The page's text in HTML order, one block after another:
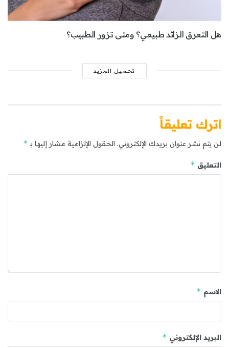
هل التعرق الزائد طبيعي؟ ومتى تزور الطبيب؟
تحميل المزيد
اترك تعليقاً
لن يتم نشر عنوان بريدك الإلكتروني. الحقول الإلزامية مشار إليها بـ *
التعليق *
الاسم *
البريد الإلكتروني *